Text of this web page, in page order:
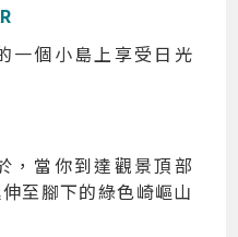
一個小島上享受日光
，當你到達觀景頂部
至腳下的綠色崎嶇山